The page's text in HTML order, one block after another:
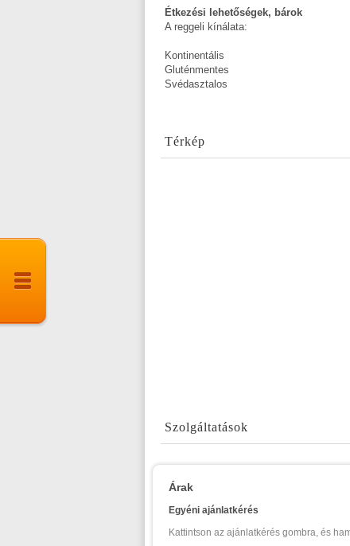
Étkezési lehetőségek, bárok
A reggeli kínálata:
Kontinentális
Gluténmentes
Svédasztalos
Térkép
Szolgáltatások
Árak
Egyéni ajánlatkérés
Kattintson az ajánlatkérés gombra, és